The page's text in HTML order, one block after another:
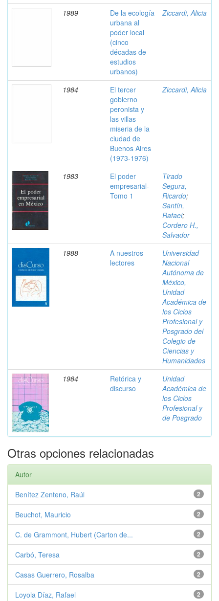
1989
De la ecología
urbana al
poder local
(cinco
décadas de
estudios
urbanos)
Ziccardi, Alicia
1984
El tercer
gobierno
peronista y
las villas
miseria de la
ciudad de
Buenos Aires
(1973-1976)
Ziccardi, Alicia
1983
El poder
empresarial-
Tomo 1
Tirado
Segura,
Ricardo;
Santín,
Rafael;
Cordero H.,
Salvador
1988
A nuestros
lectores
Universidad
Nacional
Autónoma de
México,
Unidad
Académica de
los Ciclos
Profesional y
Posgrado del
Colegio de
Ciencias y
Humanidades
1984
Retórica y
discurso
Unidad
Académica de
los Ciclos
Profesional y
de Posgrado
Otras opciones relacionadas
Autor
2
Benítez Zenteno, Raúl
2
Beuchot, Mauricio
2
C. de Grammont, Hubert (Carton de...
2
Carbó, Teresa
2
Casas Guerrero, Rosalba
2
Loyola Díaz, Rafael